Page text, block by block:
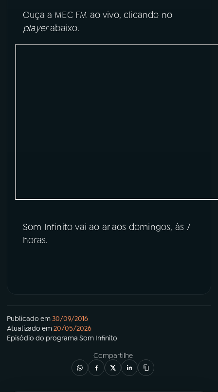
08
Ouça a MEC FM ao vivo, clicando no
playerabaixo.
Som Infinito vai ao ar aos domingos, às 7
horas.
Publicado em30/09/2016
Atualizado em20/05/2026
Episódio do programa Som Infinito
Compartilhe